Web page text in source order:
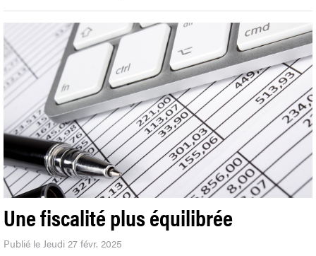
Une fiscalité plus équilibrée
Publié le Jeudi 27 févr. 2025